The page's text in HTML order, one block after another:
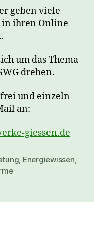
geben viele
ihren Online-
um das Thema
drehen.
und einzeln
an:
giessen.de
, Energiewissen,